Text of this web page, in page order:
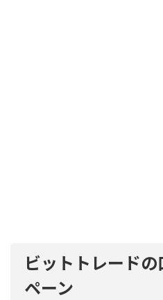
ビットトレード
ペーン